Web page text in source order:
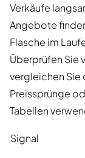
Verkäufe
Angebote
Flasche im
Überprüfen Sie
vergleichen Sie
Preissprünge
Tabellen
Signal